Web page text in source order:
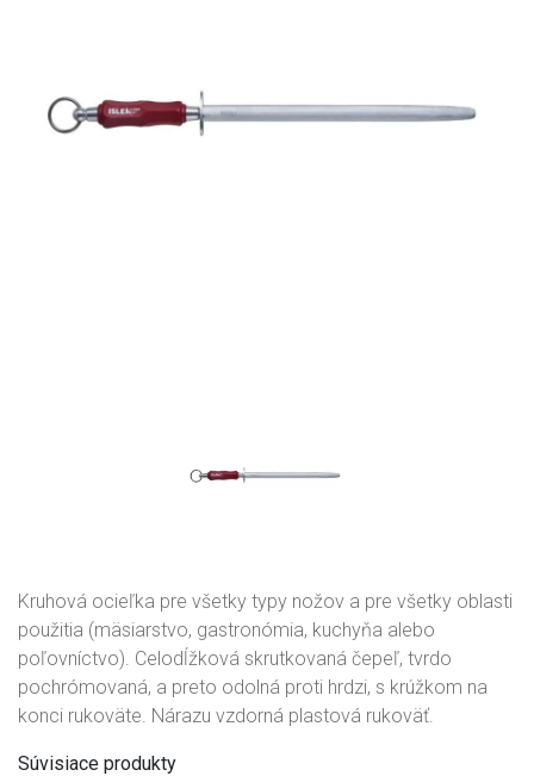
Kruhová ocieľka pre všetky typy nožov a pre všetky oblasti
použitia (mäsiarstvo, gastronómia, kuchyňa alebo
poľovníctvo). Celodĺžková skrutkovaná čepeľ, tvrdo
pochrómovaná, a preto odolná proti hrdzi, s krúžkom na
konci rukoväte. Nárazu vzdorná plastová rukoväť.
Súvisiace produkty